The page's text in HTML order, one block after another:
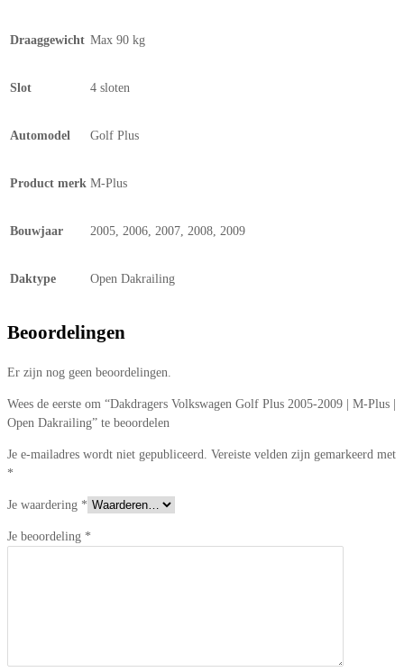
Draaggewicht Max 90 kg
Slot 4 sloten
Automodel Golf Plus
Product merk M-Plus
Bouwjaar 2005, 2006, 2007, 2008, 2009
Daktype Open Dakrailing
Beoordelingen
Er zijn nog geen beoordelingen.
Wees de eerste om “Dakdragers Volkswagen Golf Plus 2005-2009 | M-Plus |
Open Dakrailing” te beoordelen
Je e-mailadres wordt niet gepubliceerd. Vereiste velden zijn gemarkeerd met
*
Je waardering *
Je beoordeling *